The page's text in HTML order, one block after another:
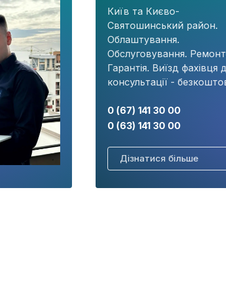
Київ та Києво-
Святошинський район.
Облаштування.
Обслуговування.
Гарантія. Виїзд фахівця
консультації -
0 (67) 141 30 00
0 (63) 141 30 00
Дізнатися більше